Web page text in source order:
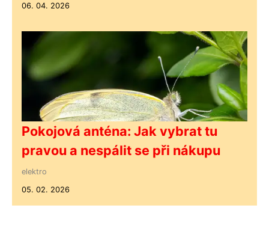
06. 04. 2026
Pokojová anténa: Jak vybrat tu
pravou a nespálit se při nákupu
elektro
05. 02. 2026